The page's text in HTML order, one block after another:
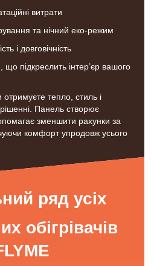
витрати
та нічний еко-режим
і довговічність
підкреслить інтер’єр вашого
тепло, стиль і
Панель створює
зменшити рахунки за
комфорт упродовж усього
ряд усіх
обігрівачів